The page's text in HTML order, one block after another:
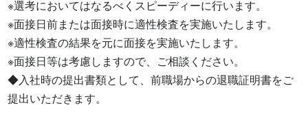
※選考においてはなるべくスピーディーに行います。
※面接日前または面接時に適性検査を実施いたします。
※適性検査の結果を元に面接を実施いたします。
※面接日等は考慮しますので、ご相談ください。
◆入社時の提出書類として、前職場からの退職証明書をご
提出いただきます。